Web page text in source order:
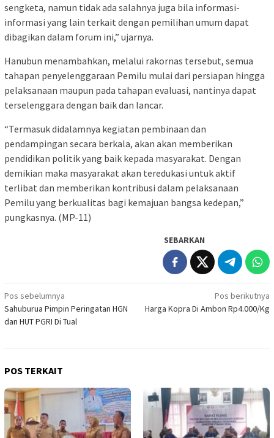
sengketa, namun tidak ada salahnya juga bila informasi-
informasi yang lain terkait dengan pemilihan umum dapat
dibagikan dalam forum ini,” ujarnya.
Hanubun menambahkan, melalui rakornas tersebut, semua
tahapan penyelenggaraan Pemilu mulai dari persiapan hingga
pelaksanaan maupun pada tahapan evaluasi, nantinya dapat
terselenggara dengan baik dan lancar.
“Termasuk didalamnya kegiatan pembinaan dan
pendampingan secara berkala, akan akan memberikan
pendidikan politik yang baik kepada masyarakat. Dengan
demikian maka masyarakat akan teredukasi untuk aktif
terlibat dan memberikan kontribusi dalam pelaksanaan
Pemilu yang berkualitas bagi kemajuan bangsa kedepan,”
pungkasnya. (MP-11)
SEBARKAN
Navigasi
pos
Pos sebelumnya
Sahuburua Pimpin Peringatan HGN
dan HUT PGRI Di Tual
Pos berikutnya
Harga Kopra Di Ambon Rp4.000/Kg
POS TERKAIT